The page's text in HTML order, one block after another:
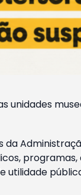
unidades
programas,
utilidade